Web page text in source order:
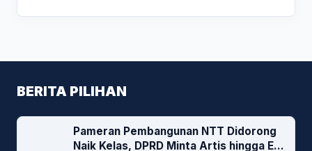
BERITA PILIHAN
Pameran Pembangunan NTT Didorong
Naik Kelas, DPRD Minta Artis hingga EO